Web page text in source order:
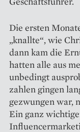
Die ersten
„knallte“, wie
dann kam die
hatten alle aus
unbedingt
zahlen gingen
gezwungen war,
Ein ganz